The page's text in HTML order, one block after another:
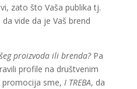
zato što Vaša publika tj.
vide da je Vaš brend
proizvoda ili brenda?Pa
profile na društvenim
promocija sme, I TREBA, da